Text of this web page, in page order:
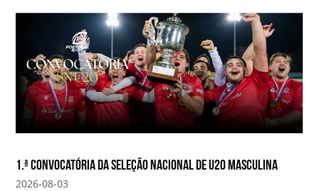
1.ª convocatória da Seleção Nacional de U20 Masculina
2026-08-03